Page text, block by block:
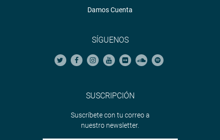
Damos Cuenta
SÍGUENOS
SUSCRIPCIÓN
Suscríbete con tu correo a
nuestro newsletter.